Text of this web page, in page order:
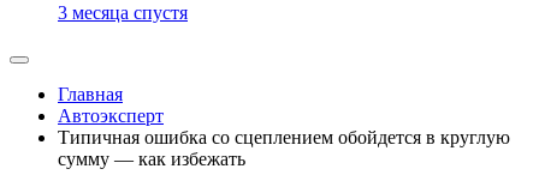
3 месяца спустя
Главная
Автоэксперт
Типичная ошибка со сцеплением обойдется в круглую
сумму — как избежать